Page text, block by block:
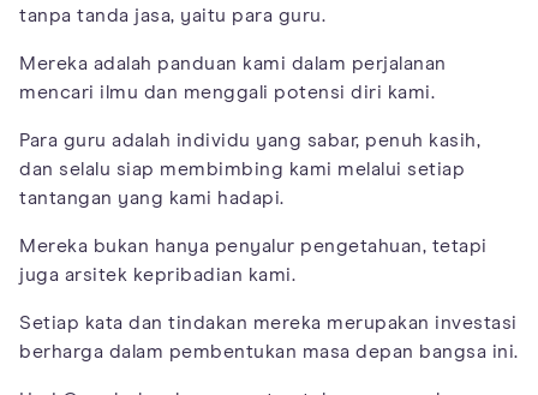
tanpa tanda jasa, yaitu para guru.
Mereka adalah panduan kami dalam perjalanan
mencari ilmu dan menggali potensi diri kami.
Para guru adalah individu yang sabar, penuh kasih,
dan selalu siap membimbing kami melalui setiap
tantangan yang kami hadapi.
Mereka bukan hanya penyalur pengetahuan, tetapi
juga arsitek kepribadian kami.
Setiap kata dan tindakan mereka merupakan investasi
berharga dalam pembentukan masa depan bangsa ini.